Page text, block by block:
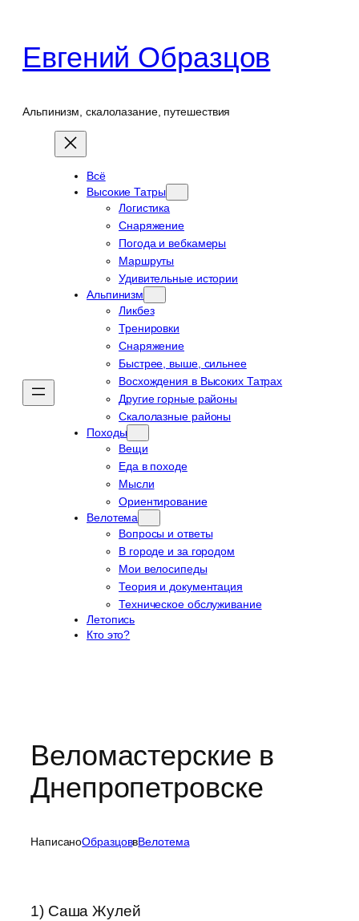
содержимому
Евгений Образцов
Альпинизм, скалолазание, путешествия
Всё
Высокие Татры
Логистика
Снаряжение
Погода и вебкамеры
Маршруты
Удивительные истории
Альпинизм
Ликбез
Тренировки
Снаряжение
Быстрее, выше, сильнее
Восхождения в Высоких Татрах
Другие горные районы
Скалолазные районы
Походы
Вещи
Еда в походе
Мысли
Ориентирование
Велотема
Вопросы и ответы
В городе и за городом
Мои велосипеды
Теория и документация
Техническое обслуживание
Летопись
Кто это?
Веломастерские в
Днепропетровске
НаписаноОбразцоввВелотема
1) Саша Жулей